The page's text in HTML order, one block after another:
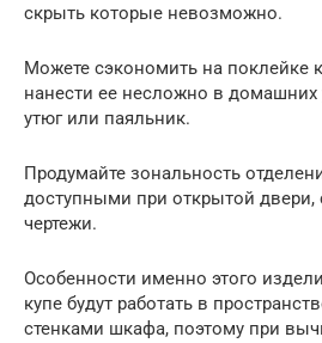
скрыть которые невозможно.
Можете сэкономить на поклейке
нанести ее несложно в домашних
утюг или паяльник.
Продумайте зональность
доступными при открытой двери,
чертежи.
Особенности именно этого
купе будут работать в
стенками шкафа, поэтому при